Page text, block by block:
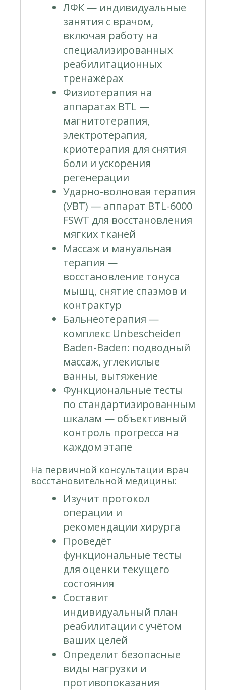
ЛФК — индивидуальные
занятия с врачом,
включая работу на
специализированных
реабилитационных
тренажёрах
Физиотерапия на
аппаратах BTL —
магнитотерапия,
электротерапия,
криотерапия для снятия
боли и ускорения
регенерации
Ударно-волновая терапия
(УВТ) — аппарат BTL-6000
FSWT для восстановления
мягких тканей
Массаж и мануальная
терапия —
восстановление тонуса
мышц, снятие спазмов и
контрактур
Бальнеотерапия —
комплекс Unbescheiden
Baden-Baden: подводный
массаж, углекислые
ванны, вытяжение
Функциональные тесты
по стандартизированным
шкалам — объективный
контроль прогресса на
каждом этапе
На первичной консультации врач
восстановительной медицины:
Изучит протокол
операции и
рекомендации хирурга
Проведёт
функциональные тесты
для оценки текущего
состояния
Составит
индивидуальный план
реабилитации с учётом
ваших целей
Определит безопасные
виды нагрузки и
противопоказания